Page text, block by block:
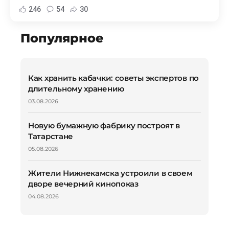
246 54 30
Популярное
Как хранить кабачки: советы экспертов по
длительному хранению
03.08.2026
Новую бумажную фабрику построят в
Татарстане
05.08.2026
Жители Нижнекамска устроили в своем
дворе вечерний кинопоказ
04.08.2026